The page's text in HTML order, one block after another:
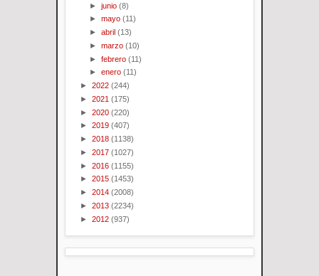
►junio (8)
►mayo (11)
►abril (13)
►marzo (10)
►febrero (11)
►enero (11)
► 2022 (244)
► 2021 (175)
► 2020 (220)
► 2019 (407)
► 2018 (1138)
► 2017 (1027)
► 2016 (1155)
► 2015 (1453)
► 2014 (2008)
► 2013 (2234)
► 2012 (937)